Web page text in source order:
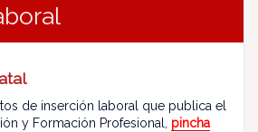
de inserción laboral que publica el
y Formación Profesional, pincha